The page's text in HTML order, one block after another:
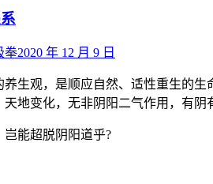
拳2020 年 12 月 9 日
生观，是顺应自然、适性重生的
地变化，无非阴阳二气作用，有阴
岂能超脱阴阳道乎?